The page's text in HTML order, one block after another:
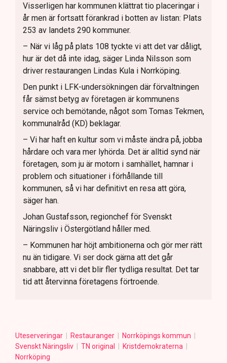
Visserligen har kommunen klättrat tio placeringar i
år men är fortsatt förankrad i botten av listan: Plats
253 av landets 290 kommuner.
– När vi låg på plats 108 tyckte vi att det var dåligt,
hur är det då inte idag, säger Linda Nilsson som
driver restaurangen Lindas Kula i Norrköping.
Den punkt i LFK-undersökningen där förvaltningen
får sämst betyg av företagen är kommunens
service och bemötande, något som Tomas Tekmen,
kommunalråd (KD) beklagar.
– Vi har haft en kultur som vi måste ändra på, jobba
hårdare och vara mer lyhörda. Det är alltid synd när
företagen, som ju är motorn i samhället, hamnar i
problem och situationer i förhållande till
kommunen, så vi har definitivt en resa att göra,
säger han.
Johan Gustafsson, regionchef för Svenskt
Näringsliv i Östergötland håller med.
– Kommunen har höjt ambitionerna och gör mer rätt
nu än tidigare. Vi ser dock gärna att det går
snabbare, att vi det blir fler tydliga resultat. Det tar
tid att återvinna företagens förtroende.
Uteserveringar Restauranger
Norrköpings kommun
Svenskt Näringsliv
TN original
Kristdemokraterna
Norrköping